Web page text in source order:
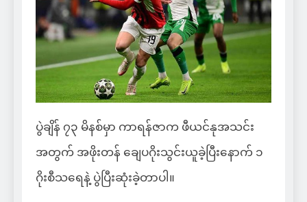
ပွဲချိန် ၇၃ မိနစ်မှာ ကာရန်ဇာက ဖီယင်နုအသင်း
အတွက် အဖိုးတန် ချေပဂိုးသွင်းယူခဲ့ပြီးနောက် ၁
ဂိုးစီသရေနဲ့ ပွဲပြီးဆုံးခဲ့တာပါ။